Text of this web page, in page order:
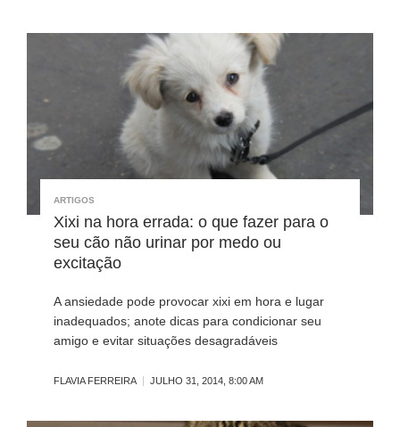
ARTIGOS
Xixi na hora errada: o que fazer para o
seu cão não urinar por medo ou
excitação
A ansiedade pode provocar xixi em hora e lugar
inadequados; anote dicas para condicionar seu
amigo e evitar situações desagradáveis
FLAVIA FERREIRA JULHO 31, 2014, 8:00 AM